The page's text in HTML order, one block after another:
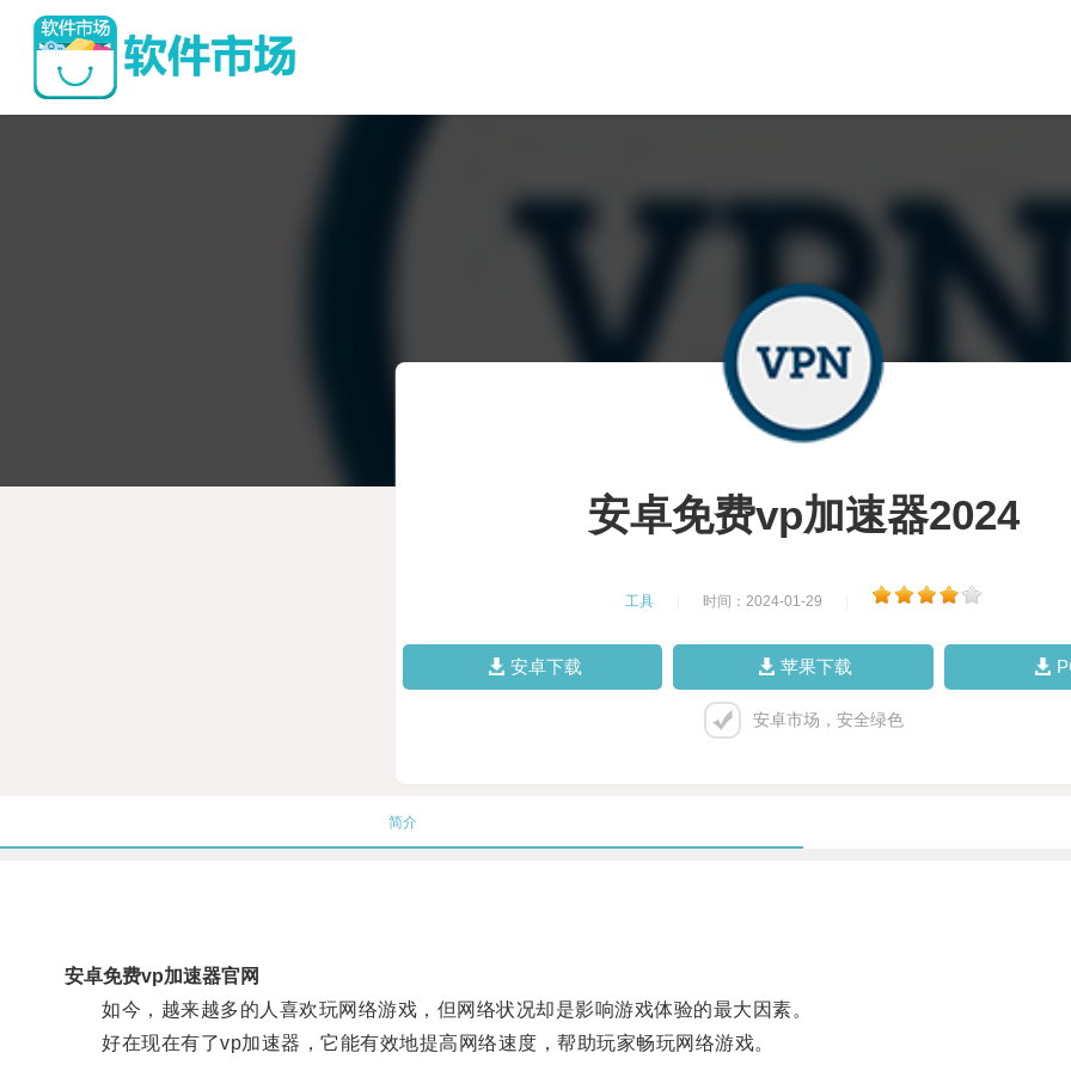
安卓免费vp加速器2024
工具 时间：2024-01-29
安卓下载 苹果下载
安卓市场，安全绿色
简介
安卓免费vp加速器官网
如今，越来越多的人喜欢玩网络游戏，但网络状况却是影响游戏体验的最大因素。
好在现在有了vp加速器，它能有效地提高网络速度，帮助玩家畅玩网络游戏。